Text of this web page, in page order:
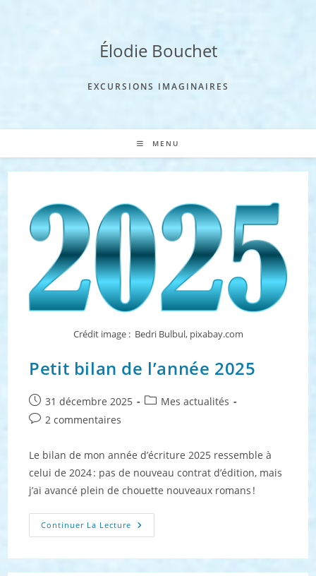
Élodie Bouchet
EXCURSIONS IMAGINAIRES
MENU
Crédit image : Bedri Bulbul, pixabay.com
Petit bilan de l’année 2025
Publication
publiée :
31 décembre 2025
PostMes actualités
Commentaires
la
2 commentaires
Le bilan de mon année d’écriture 2025 ressemble à
celui de 2024 : pas de nouveau contrat d’édition, mais
j’ai avancé plein de chouette nouveaux romans !
Continuer La Lecture Petit
Bilan